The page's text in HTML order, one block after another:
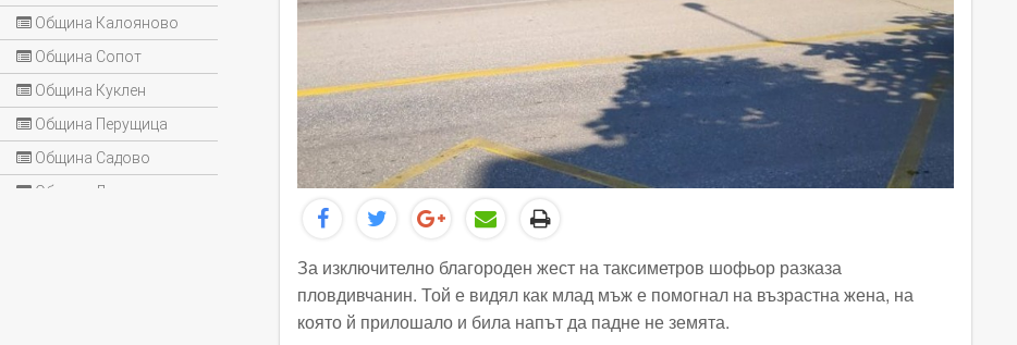
Община Калояново
Община Сопот
Община Куклен
Община Перущица
Община Садово
Община Лъки
За изключително благороден жест на таксиметров шофьор разказа
пловдивчанин. Той е видял как млад мъж е помогнал на възрастна жена, на
която й прилошало и била напът да падне не земята.